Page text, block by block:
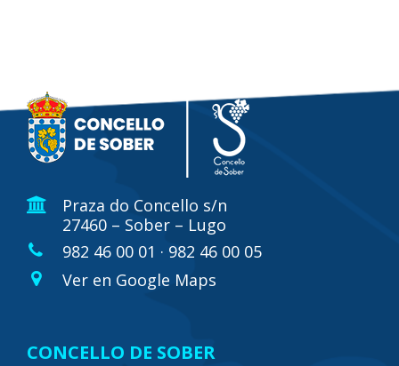
Praza do Concello s/n
27460 – Sober – Lugo
982 46 00 01 · 982 46 00 05
Ver en Google Maps
CONCELLO DE SOBER